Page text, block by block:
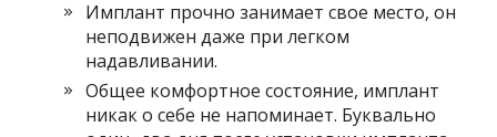
Имплант прочно занимает свое место, он
неподвижен даже при легком
надавливании.
Общее комфортное состояние, имплант
никак о себе не напоминает. Буквально